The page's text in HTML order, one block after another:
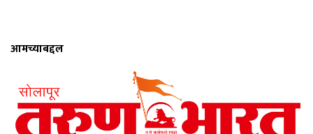
आमच्याबद्दल